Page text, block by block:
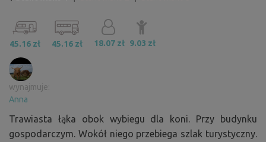
45.16 zł 45.16 zł 18.07 zł 9.03 zł
wynajmuje:
Anna
Trawiasta łąka obok wybiegu dla koni. Przy budynku
gospodarczym. Wokół niego przebiega szlak turystyczny.